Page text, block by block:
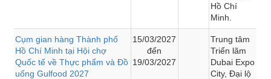
Hồ Chí
Minh.
Cụm gian hàng Thành phố
Hồ Chí Minh tại Hội chợ
Quốc tế về Thực phẩm và Đồ
uống Gulfood 2027
15/03/2027
đến
19/03/2027
Trung tâm
Triển lãm
Dubai Expo
City, Đại lộ